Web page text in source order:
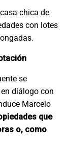
chica de
con lotes
se
diálogo con
Marcelo
que
o, como